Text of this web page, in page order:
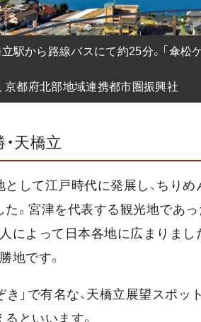
駅から路線バスにて約25分。「傘松
京都府北部地域連携都市圏振興社
天橋立
して江戸時代に発展し、ちり
。宮津を代表する観光地であ
よって日本各地に広まりました
地です。
」で有名な、天橋立展望スポッ
といいます。